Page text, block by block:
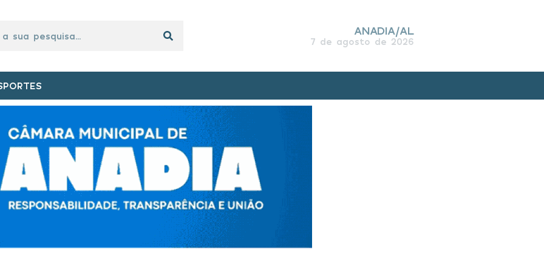
ANADIA/AL
7 de agosto de 2026